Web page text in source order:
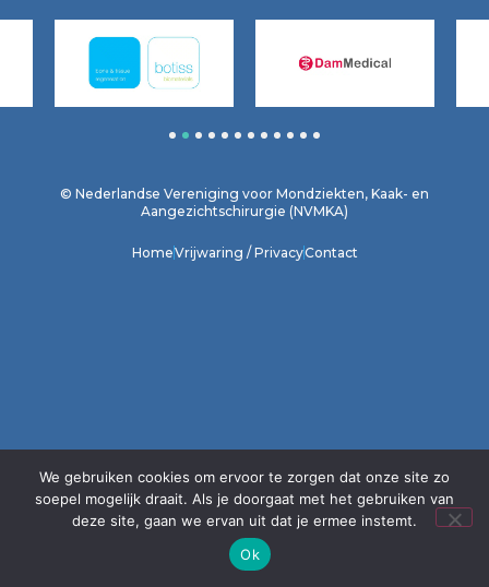
5 6 7 8 9 1011 12
© Nederlandse Vereniging voor Mondziekten, Kaak- en
Aangezichtschirurgie (NVMKA)
HomeVrijwaring / PrivacyContact
We gebruiken cookies om ervoor te zorgen dat onze site zo
soepel mogelijk draait. Als je doorgaat met het gebruiken van
deze site, gaan we ervan uit dat je ermee instemt.
Ok